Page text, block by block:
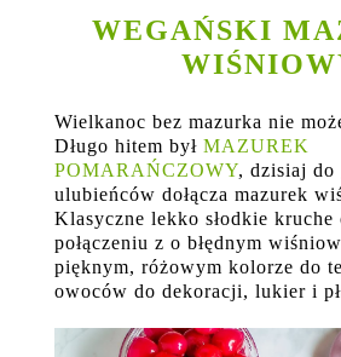
WEGAŃSKI
Wielkanoc bez mazurka nie
Długo hitem był MAZUREK
POMARAŃCZOWY, dzisiaj do
ulubieńców dołącza mazurek
Klasyczne lekko słodkie kruche
połączeniu z o błędnym
pięknym, różowym kolorze do
owoców do dekoracji, lukier i